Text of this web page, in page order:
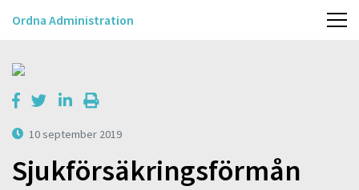
Ordna Administration
10 september 2019
Sjukförsäkringsförmån